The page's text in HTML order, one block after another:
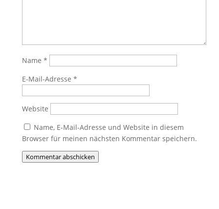
Name *
E-Mail-Adresse *
Website
Name, E-Mail-Adresse und Website in diesem
Browser für meinen nächsten Kommentar speichern.
Kommentar abschicken